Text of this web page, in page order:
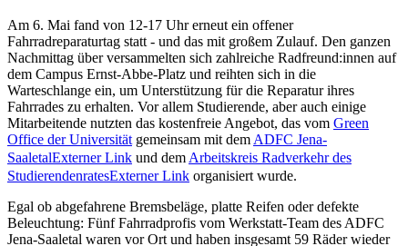
Am 6. Mai fand von 12-17 Uhr erneut ein offener
Fahrradreparaturtag statt - und das mit großem Zulauf. Den ganzen
Nachmittag über versammelten sich zahlreiche Radfreund:innen auf
dem Campus Ernst-Abbe-Platz und reihten sich in die
Warteschlange ein, um Unterstützung für die Reparatur ihres
Fahrrades zu erhalten. Vor allem Studierende, aber auch einige
Mitarbeitende nutzten das kostenfreie Angebot, das vom Green
Office der Universität gemeinsam mit dem ADFC Jena-
SaaletalExterner Link und dem Arbeitskreis Radverkehr des
StudierendenratesExterner Link organisiert wurde.
Egal ob abgefahrene Bremsbeläge, platte Reifen oder defekte
Beleuchtung: Fünf Fahrradprofis vom Werkstatt-Team des ADFC
Jena-Saaletal waren vor Ort und haben insgesamt 59 Räder wieder